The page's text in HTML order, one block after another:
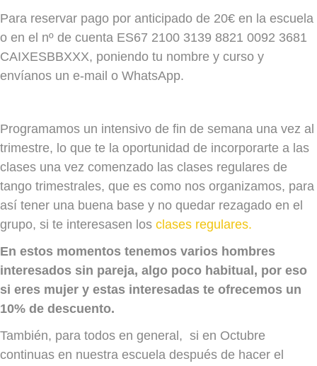
Para reservar pago por anticipado de 20€ en la escuela
o en el nº de cuenta ES67 2100 3139 8821 0092 3681
CAIXESBBXXX, poniendo tu nombre y curso y
envíanos un e-mail o WhatsApp.
Programamos un intensivo de fin de semana una vez al
trimestre, lo que te la oportunidad de incorporarte a las
clases una vez comenzado las clases regulares de
tango trimestrales, que es como nos organizamos, para
así tener una buena base y no quedar rezagado en el
grupo, si te interesasen los clases regulares.
En estos momentos tenemos varios hombres
interesados sin pareja, algo poco habitual, por eso
si eres mujer y estas interesadas te ofrecemos un
10% de descuento.
También, para todos en general, si en Octubre
continuas en nuestra escuela después de hacer el